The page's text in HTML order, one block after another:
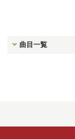
曲目一覧